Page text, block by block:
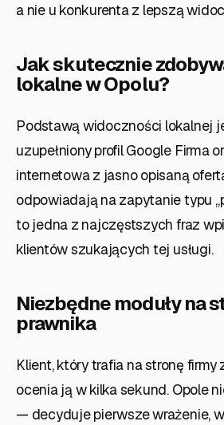
a nie u konkurenta z lepszą
Jak skutecznie
lokalnew Opolu?
Podstawą widoczności lokalnej
uzupełniony profil Google Firma
internetowa z jasno opisaną
odpowiadają na zapytanie typu
to jedna z najczęstszych fraz
klientów szukających tej usługi.
Niezbędne moduły na
prawnika
Klient, który trafia na stronę firmy
ocenia ją w kilka sekund. Opole
— decyduje pierwsze wrażenie,